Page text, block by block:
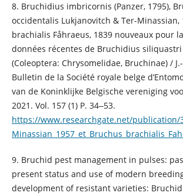
8. Bruchidius imbricornis (Panzer, 1795),
occidentalis Lukjanovitch & Ter-Minassian,
brachialis Fåhraeus, 1839 nouveaux pour
données récentes de Bruchidius siliquastri
(Coleoptera: Chrysomelidae, Bruchinae) /
Bulletin de la Société royale belge
van de Koninklijke Belgische vereniging
2021. Vol. 157 (1) P. 34‒53.
https://www.researchgate.net/publication/
9. Bruchid pest management in pulses:
present status and use of modern
development of resistant varieties: